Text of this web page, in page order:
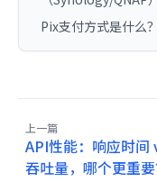
Pix支付方式是什么
上一篇
API性能：响应时间
吞吐量，哪个更重要